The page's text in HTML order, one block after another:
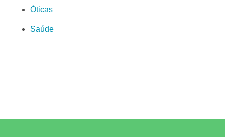
Óticas
Saúde